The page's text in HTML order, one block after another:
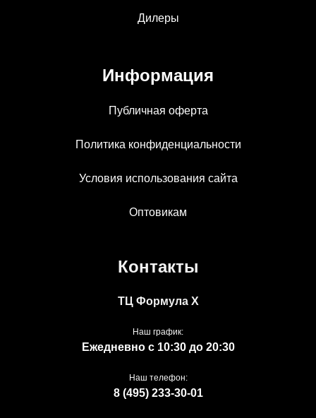
Дилеры
Информация
Публичная оферта
Политика конфиденциальности
Условия использования сайта
Оптовикам
Контакты
ТЦ Формула Х
Наш график:
Ежедневно с 10:30 до 20:30
Наш телефон:
8 (495) 233-30-01